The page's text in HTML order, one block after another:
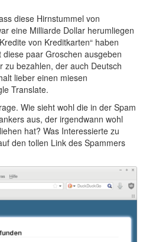
diese Hirnstummel von
eine Milliarde Dollar herumliegen
von Kreditkarten“ haben
paar Groschen ausgeben
zu bezahlen, der auch Deutsch
lieber einen miesen
Translate.
Wie sieht wohl die in der Spam
aus, der irgendwann wohl
hat? Was Interessierte zu
den tollen Link des Spammers